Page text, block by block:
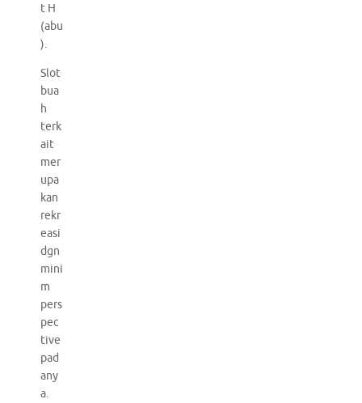
t H
(abu
).
Slot
bua
h
terk
ait
mer
upa
kan
rekr
easi
dgn
mini
m
pers
pec
tive
pad
any
a.